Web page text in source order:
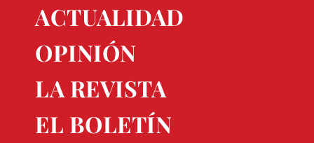
ACTUALIDAD
OPINIÓN
LA REVISTA
EL BOLETÍN